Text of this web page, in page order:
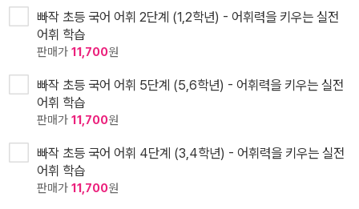
빠작 초등 국어 어휘 2단계 (1,2학년) - 어휘력을 키우는 실전
어휘 학습
판매가 11,700원
빠작 초등 국어 어휘 5단계 (5,6학년) - 어휘력을 키우는 실전
어휘 학습
판매가 11,700원
빠작 초등 국어 어휘 4단계 (3,4학년) - 어휘력을 키우는 실전
어휘 학습
판매가 11,700원